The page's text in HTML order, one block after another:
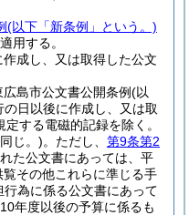
(以下「新条例」という。)
用する。
成し、又は取得した公文
島市公文書公開条例(以
の日以後に作成し、又は取
定する電磁的記録を除く。
じ。)。 ただし、 第9条第2
た公文書にあっては、平
その他これらに準じる手
行為に係る公文書にあって
年度以後の予算に係るも